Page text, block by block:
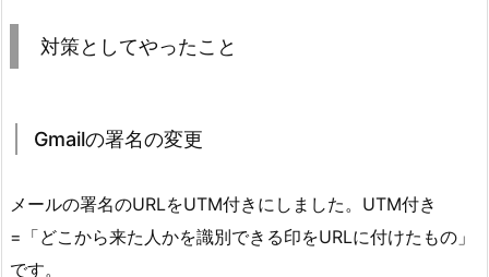
対策としてやったこと
Gmailの署名の変更
メールの署名のURLをUTM付きにしました。UTM付き
=「どこから来た人かを識別できる印をURLに付けたもの」
です。